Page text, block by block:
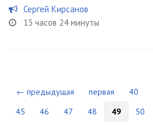
Сергей Кирсанов
13 часов 24 минуты
← предыдущая первая 40
45
46 47 48 49 50